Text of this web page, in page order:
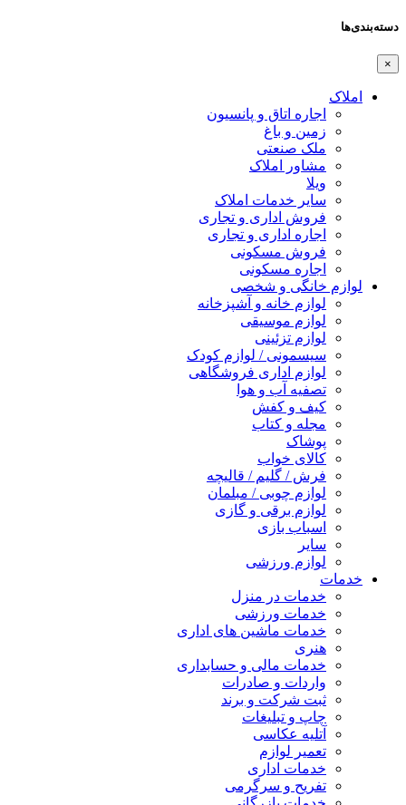
دسته‌بندی‌ها
×
املاک
اجاره اتاق و پانسیون
زمین و باغ
ملک صنعتی
مشاور املاک
ویلا
سایر خدمات املاک
فروش اداری و تجاری
اجاره اداری و تجاری
فروش مسکونی
اجاره مسکونی
لوازم خانگی و شخصی
لوازم خانه و آشپزخانه
لوازم موسیقی
لوازم تزئینی
سیسمونی / لوازم کودک
لوازم اداری فروشگاهی
تصفیه آب و هوا
کیف و کفش
مجله و کتاب
پوشاک
کالای خواب
فرش / گلیم / قالیچه
لوازم چوبی / مبلمان
لوازم برقی و گازی
اسباب بازی
سایر
لوازم ورزشی
خدمات
خدمات در منزل
خدمات ورزشی
خدمات ماشین های اداری
هنری
خدمات مالی و حسابداری
واردات و صادرات
ثبت شرکت و برند
چاپ و تبلیغات
آتلیه عکاسی
تعمیر لوازم
خدمات اداری
تفریح و سرگرمی